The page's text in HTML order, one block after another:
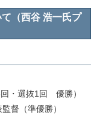
（西谷 浩一氏プ
・選抜1回 優勝）
督（準優勝）